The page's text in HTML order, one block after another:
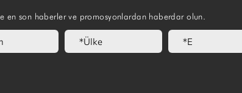
en son haberler ve promosyonlardan haberdar olun.